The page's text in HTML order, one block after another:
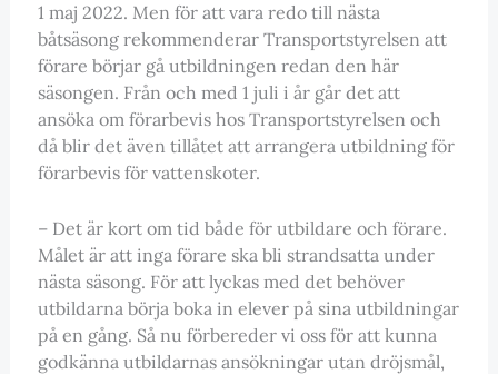
1 maj 2022. Men för att vara redo till nästa
båtsäsong rekommenderar Transportstyrelsen att
förare börjar gå utbildningen redan den här
säsongen. Från och med 1 juli i år går det att
ansöka om förarbevis hos Transportstyrelsen och
då blir det även tillåtet att arrangera utbildning för
förarbevis för vattenskoter.
– Det är kort om tid både för utbildare och förare.
Målet är att inga förare ska bli strandsatta under
nästa säsong. För att lyckas med det behöver
utbildarna börja boka in elever på sina utbildningar
på en gång. Så nu förbereder vi oss för att kunna
godkänna utbildarnas ansökningar utan dröjsmål,